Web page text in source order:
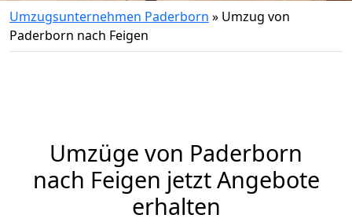
Umzugsunternehmen Paderborn » Umzug von
Paderborn nach Feigen
Umzüge von Paderborn
nach Feigen jetzt Angebote
erhalten